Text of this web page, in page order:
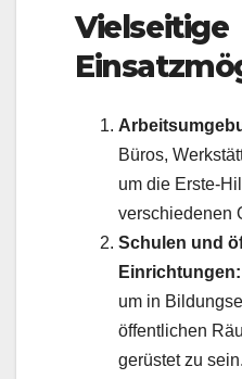
Vielseitige
Büros,
um die Erste-
verschiedenen
Schulen und
Einrichtungen:
um in
öffentlichen
gerüstet zu sein.